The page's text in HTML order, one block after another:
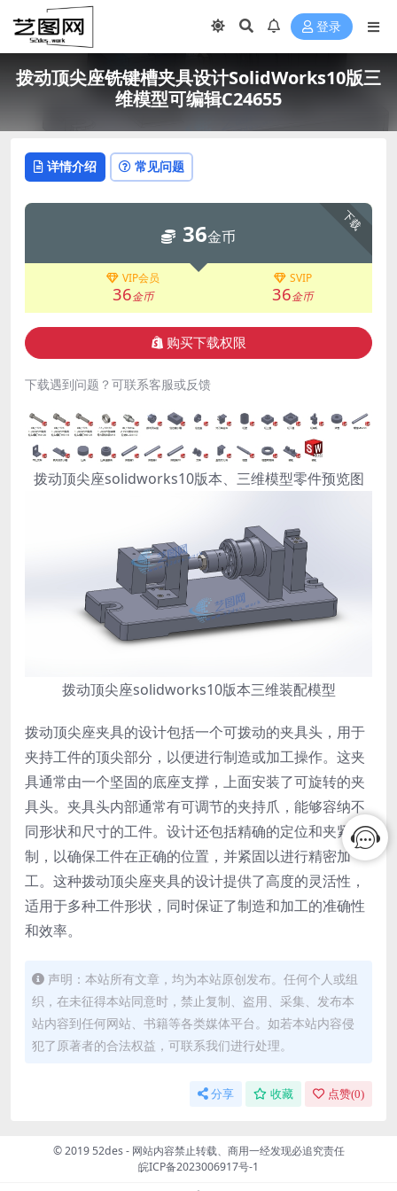
登录
拨动顶尖座铣键槽夹具设计SolidWorks10版三
维模型可编辑C24655
详情介绍 常见问题
下载
36金币
VIP会员
36金币
SVIP
36金币
购买下载权限
下载遇到问题？可联系客服或反馈
拨动顶尖座solidworks10版本、三维模型零件预览图
拨动顶尖座solidworks10版本三维装配模型
拨动顶尖座夹具的设计包括一个可拨动的夹具头，用于
夹持工件的顶尖部分，以便进行制造或加工操作。这夹
具通常由一个坚固的底座支撑，上面安装了可旋转的夹
具头。夹具头内部通常有可调节的夹持爪，能够容纳不
同形状和尺寸的工件。设计还包括精确的定位和夹紧机
制，以确保工件在正确的位置，并紧固以进行精密加
工。这种拨动顶尖座夹具的设计提供了高度的灵活性，
适用于多种工件形状，同时保证了制造和加工的准确性
和效率。
声明：本站所有文章，均为本站原创发布。任何个人或组
织，在未征得本站同意时，禁止复制、盗用、采集、发布本
站内容到任何网站、书籍等各类媒体平台。如若本站内容侵
犯了原著者的合法权益，可联系我们进行处理。
分享 收藏 点赞(0)
© 2019 52des - 网站内容禁止转载、商用一经发现必追究责任
皖ICP备2023006917号-1